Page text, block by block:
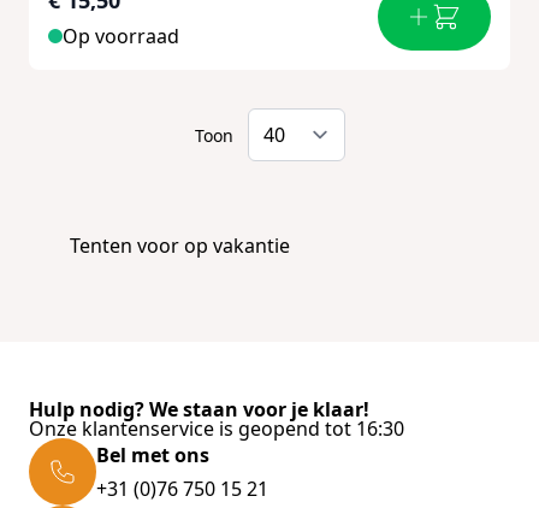
Op voorraad
Toon
Tenten voor op vakantie
Hulp nodig? We staan voor je klaar!
Onze klantenservice is geopend tot 16:30
Bel met ons
+31 (0)76 750 15 21